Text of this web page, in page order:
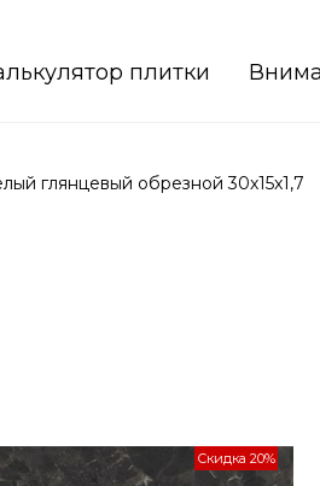
плитки
глянцевый обрезной 30x15x1,7
Скидка 20%